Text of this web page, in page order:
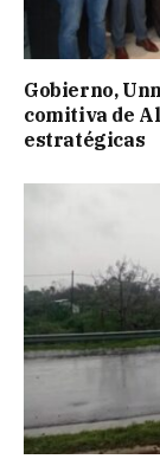
Gobierno,
comitiva de
estratégicas